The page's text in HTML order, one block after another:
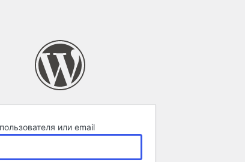
или email